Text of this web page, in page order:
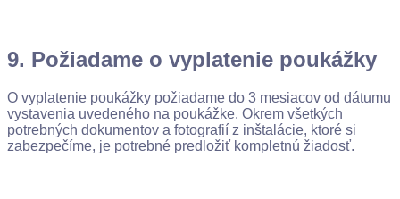
9. Požiadame o vyplatenie poukážky
O vyplatenie poukážky požiadame do 3 mesiacov od dátumu
vystavenia uvedeného na poukážke. Okrem všetkých
potrebných dokumentov a fotografií z inštalácie, ktoré si
zabezpečíme, je potrebné predložiť kompletnú žiadosť.